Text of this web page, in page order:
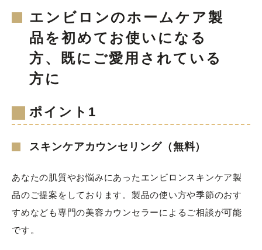
エンビロンのホームケア製
品を初めてお使いになる
方、既にご愛用されている
方に
ポイント1
スキンケアカウンセリング（無料）
あなたの肌質やお悩みにあったエンビロンスキンケア製
品のご提案をしております。製品の使い方や季節のおす
すめなども専門の美容カウンセラーによるご相談が可能
です。